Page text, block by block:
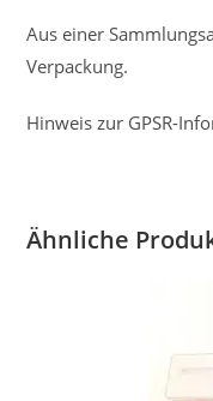
Aus einer
Verpackung.
Hinweis zur GPSR-
Ähnliche